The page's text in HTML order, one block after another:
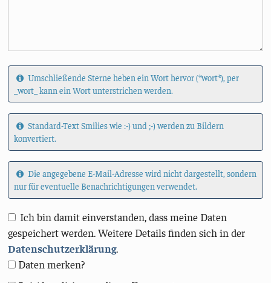
Umschließende Sterne heben ein Wort hervor (*wort*), per
_wort_ kann ein Wort unterstrichen werden.
Standard-Text Smilies wie :-) und ;-) werden zu Bildern
konvertiert.
Die angegebene E-Mail-Adresse wird nicht dargestellt, sondern
nur für eventuelle Benachrichtigungen verwendet.
Ich bin damit einverstanden, dass meine Daten
gespeichert werden. Weitere Details finden sich in der
Datenschutzerklärung.
Daten merken?